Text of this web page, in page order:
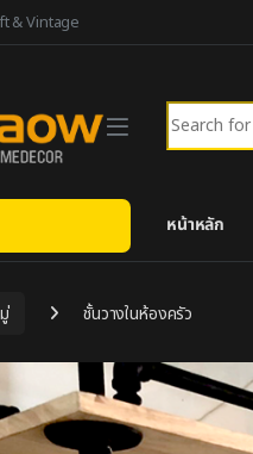
& Vintage
Search for:
หน้าหลัก
ชั้นวางในห้องครัว